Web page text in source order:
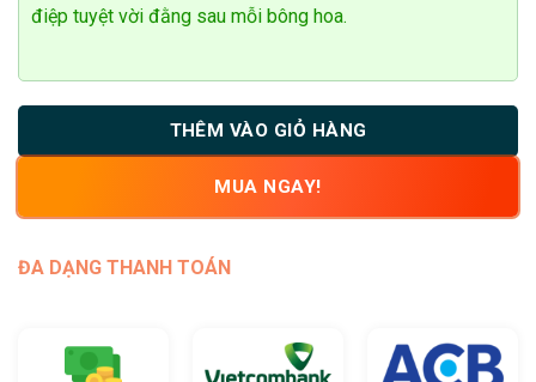
điệp tuyệt vời đằng sau mỗi bông hoa.
THÊM VÀO GIỎ HÀNG
MUA NGAY!
ĐA DẠNG THANH TOÁN